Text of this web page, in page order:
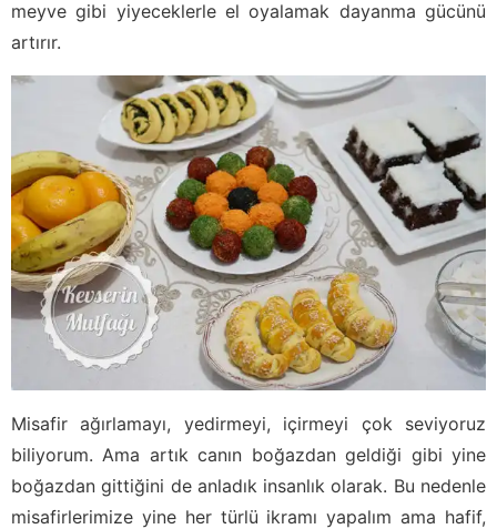
meyve gibi yiyeceklerle el oyalamak dayanma gücünü
artırır.
Misafir ağırlamayı, yedirmeyi, içirmeyi çok seviyoruz
biliyorum. Ama artık canın boğazdan geldiği gibi yine
boğazdan gittiğini de anladık insanlık olarak. Bu nedenle
misafirlerimize yine her türlü ikramı yapalım ama hafif,